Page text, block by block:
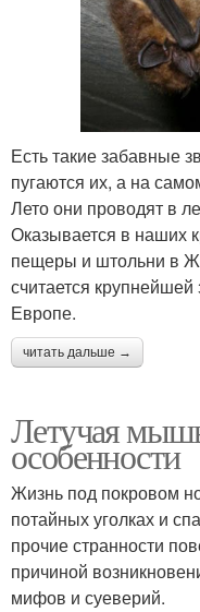
Есть такие забавные
пугаются их, а на
Лето они проводят в
Оказывается в наших
пещеры и штольни в
считается
Европе.
читать дальше →
Летучая
особенности
Жизнь под покровом
потайных уголках и
прочие странности
причиной
мифов и суеверий.